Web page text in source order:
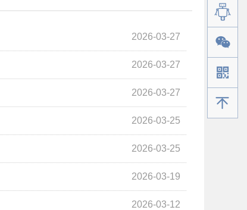
2026-03-27
2026-03-27
2026-03-27
2026-03-25
2026-03-25
2026-03-19
2026-03-12
手机版